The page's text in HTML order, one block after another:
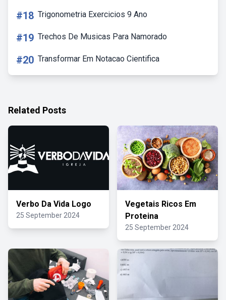
#18 Trigonometria Exercicios 9 Ano
#19 Trechos De Musicas Para Namorado
#20 Transformar Em Notacao Cientifica
Related Posts
Verbo Da Vida Logo
25 September 2024
Vegetais Ricos Em
Proteina
25 September 2024